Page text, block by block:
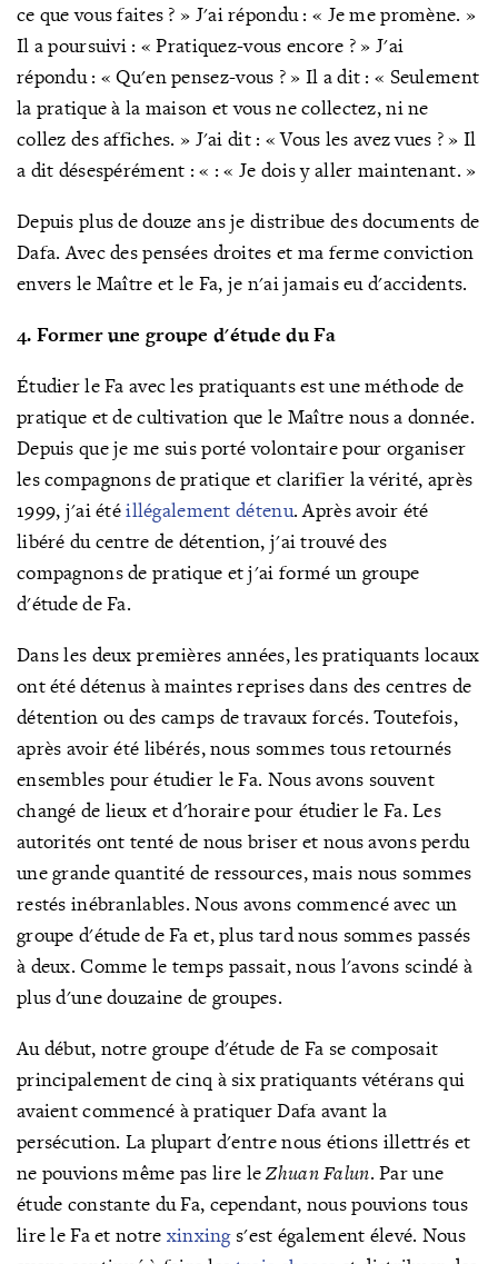
ce que vous faites ? » J'ai répondu: « Je me promène. »
Il a poursuivi : « Pratiquez-vous encore ? » J'ai
répondu: « Qu'en pensez-vous ? » Il a dit : « Seulement
la pratique à la maison et vous ne collectez, ni ne
collez des affiches. » J'ai dit: « Vous les avez vues ? » Il
a dit désespérément : « : « Je dois y aller maintenant. »
Depuis plus de douze ans je distribue des documents de
Dafa. Avec des pensées droites et ma ferme conviction
envers le Maître et le Fa, je n'ai jamais eu d'accidents.
4. Former une groupe d'étude du Fa
Étudier le Fa avec les pratiquants est une méthode de
pratique et de cultivation que le Maître nous a donnée.
Depuis que je me suis porté volontaire pour organiser
les compagnons de pratique et clarifier la vérité, après
1999, j'ai étéillégalement détenu. Après avoir été
libéré du centre de détention, j'ai trouvé des
compagnons de pratique et j'ai formé un groupe
d'étude de Fa.
Dans les deux premières années, les pratiquants locaux
ont été détenus à maintes reprises dans des centres de
détention ou des camps de travaux forcés. Toutefois,
après avoir été libérés, nous sommes tous retournés
ensembles pour étudier le Fa. Nous avons souvent
changé de lieux et d'horaire pour étudier le Fa. Les
autorités ont tenté de nous briser et nous avons perdu
une grande quantité de ressources, mais nous sommes
restés inébranlables. Nous avons commencé avec un
groupe d'étude de Fa et, plus tard nous sommes passés
à deux. Comme le temps passait, nous l'avons scindé à
plus d'une douzaine de groupes.
Au début, notre groupe d'étude de Fa se composait
principalement de cinq à six pratiquants vétérans qui
avaient commencé à pratiquer Dafa avant la
persécution. La plupart d'entre nous étions illettrés et
ne pouvions même pas lire leZhuan Falun. Par une
étude constante du Fa, cependant, nous pouvions tous
lire le Fa et notre xinxings'est également élevé. Nous